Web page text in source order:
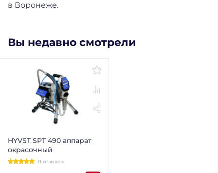
в Воронеже.
Вы недавно смотрели
HYVST SPT 490 аппарат
окрасочный
0 отзывов